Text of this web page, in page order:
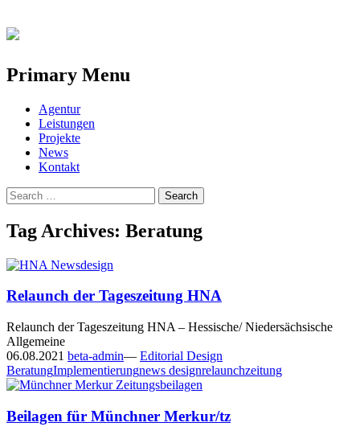
Primary Menu
Skip
content
Agentur
Leistungen
Projekte
News
Kontakt
Search
for:
Tag Archives: Beratung
Relaunch der Tageszeitung HNA
Relaunch der Tageszeitung HNA – Hessische/ Niedersächsische
Allgemeine
06.08.2021 beta-admin— Editorial Design
BeratungImplementierungnews designrelaunchzeitung
Beilagen für Münchner Merkur/tz